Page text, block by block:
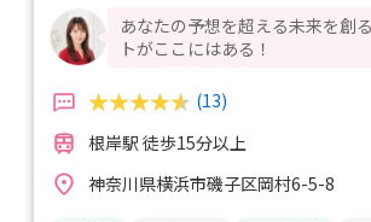
あなたの予想を超える未来を創
トがここにはある！
(13)
根岸駅 徒歩15分以上
神奈川県横浜市磯子区岡村6-5-8